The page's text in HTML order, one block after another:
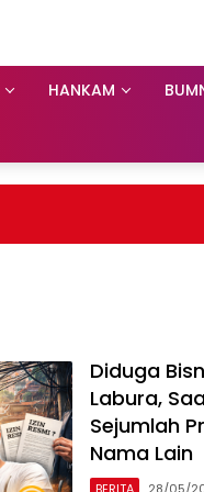
HANKAM
Diduga
Labura,
Sejumlah
Nama Lain
BERITA 28/05/